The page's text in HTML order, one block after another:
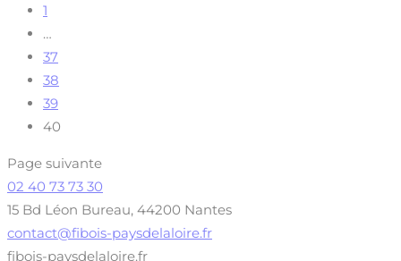
1
…
37
38
39
40
Page suivante
02 40 73 73 30
15 Bd Léon Bureau, 44200 Nantes
contact@fibois-paysdelaloire.fr
fibois-paysdelaloire.fr